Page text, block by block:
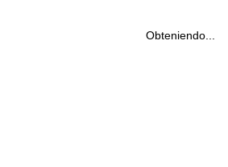
Obteniendo...